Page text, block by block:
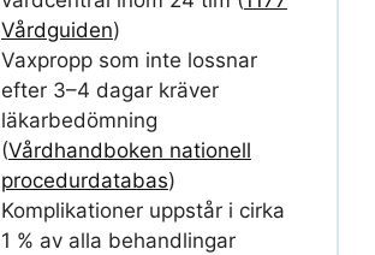
Vårdguiden)
Vaxpropp som inte lossnar
efter 3–4 dagar kräver
läkarbedömning
(Vårdhandboken nationell
procedurdatabas)
Komplikationer uppstår i cirka
1 % av alla behandlingar